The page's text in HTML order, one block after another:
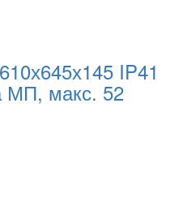
IP41
МП, макс. 52